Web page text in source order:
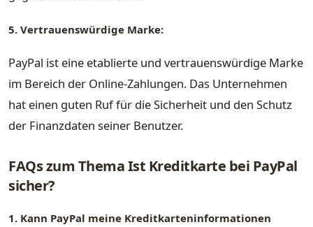
5. Vertrauenswürdige Marke:
PayPal ist eine etablierte und vertrauenswürdige Marke
im Bereich der Online-Zahlungen. Das Unternehmen
hat einen guten Ruf für die Sicherheit und den Schutz
der Finanzdaten seiner Benutzer.
FAQs zum Thema Ist Kreditkarte bei PayPal
sicher?
1. Kann PayPal meine Kreditkarteninformationen